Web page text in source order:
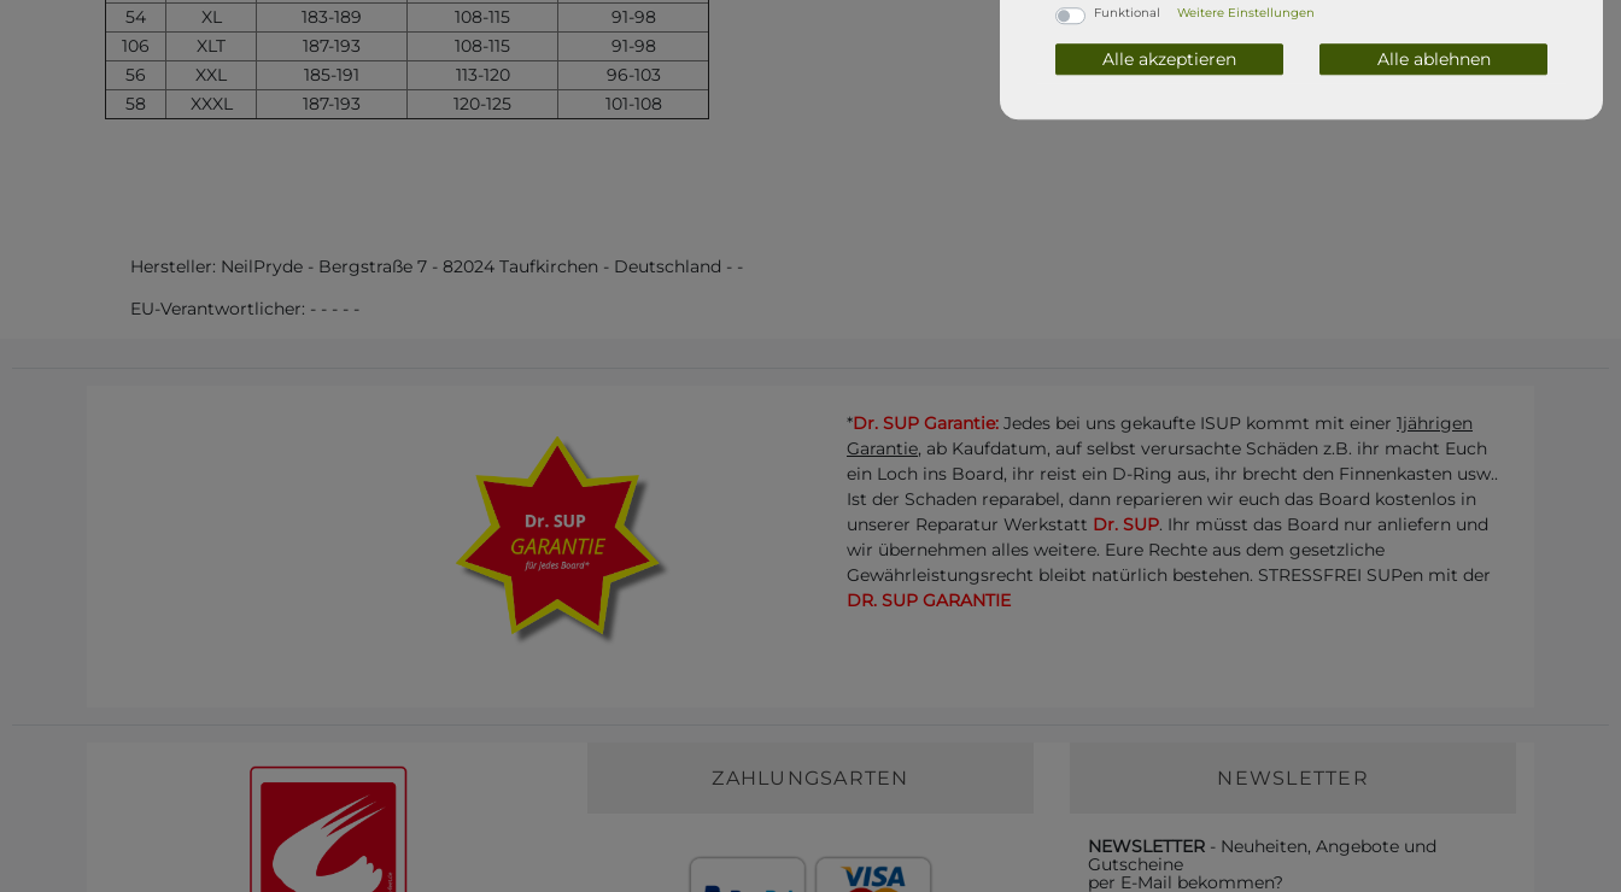
54
XL 183-189 108-115
91-98
106
XLT 187-193 108-115
91-98
56
XXL 185-191 113-120
96-103
58
XXXL 187-193 120-125 101-108
Hersteller: NeilPryde - Bergstraße 7 - 82024 Taufkirchen - Deutschland - -
EU-Verantwortlicher: - - - - -
*Dr. SUP Garantie: Jedes bei uns gekaufte ISUP kommt mit einer 1jährigen
Garantie, ab Kaufdatum, auf selbst verursachte Schäden z.B. ihr macht Euch
ein Loch ins Board, ihr reist ein D-Ring aus, ihr brecht den Finnenkasten usw..
Ist der Schaden reparabel, dann reparieren wir euch das Board kostenlos in
unserer Reparatur Werkstatt Dr. SUP. Ihr müsst das Board nur anliefern und
wir übernehmen alles weitere. Eure Rechte aus dem gesetzliche
Gewährleistungsrecht bleibt natürlich bestehen. STRESSFREI SUPen mit der
DR. SUP GARANTIE
ZAHLUNGSARTEN NEWSLETTER
NEWSLETTER - Neuheiten, Angebote und
Gutscheine
per E-Mail bekommen?
Funktional Weitere Einstellungen
Alle akzeptieren Alle ablehnen